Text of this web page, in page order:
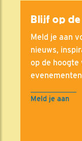
Blijf op de
Meld je aan
nieuws,
op de
Meld je aan